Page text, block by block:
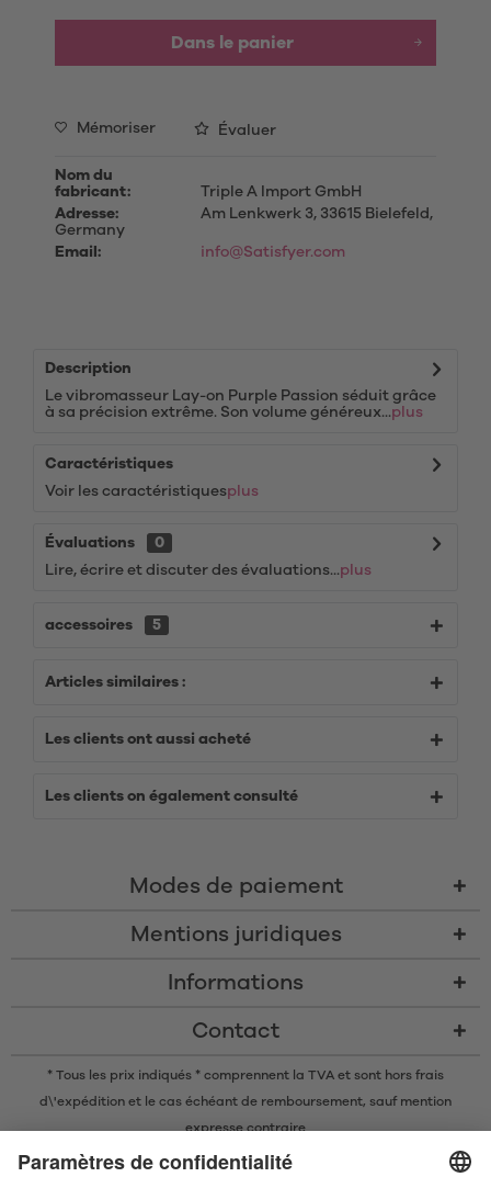
Dans le panier
Mémoriser Évaluer
Nom du
fabricant:
Triple A Import GmbH
Adresse:
Am Lenkwerk 3, 33615 Bielefeld,
Germany
Email:
info@Satisfyer.com
Description
Le vibromasseur Lay-on Purple Passion séduit grâce
à sa précision extrême. Son volume généreux...plus
Caractéristiques
Voir les caractéristiquesplus
Évaluations
0
Lire, écrire et discuter des évaluations...plus
accessoires 5
Articles similaires :
Les clients ont aussi acheté
Les clients on également consulté
Modes de paiement
Mentions juridiques
Informations
Contact
* Tous les prix indiqués * comprennent la TVA et sont hors frais
d\'expédition et le cas échéant de remboursement, sauf mention
expresse contraire
* La marque nominative et les logos Bluetooth® sont des marques